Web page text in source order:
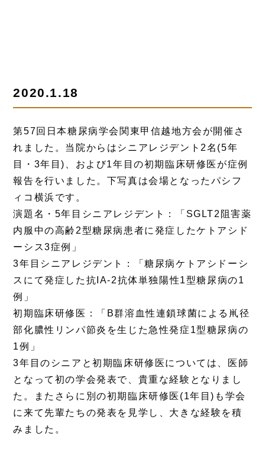
2020.1.18
第57回日本糖尿病学会関東甲信越地方会が開催さ
れました。当院からはシニアレジデント2名(5年
目・3年目)、および1年目の初期臨床研修医が症例
報告を行いました。下写真は会場となったパシフ
ィコ横浜です。
演題名・5年目シニアレジデント：「SGLT2阻害薬
内服中の高齢2型糖尿病患者に発症したケトアシド
ーシス3症例」
3年目シニアレジデント：「糖尿病ケトアシドーシ
スにて発症した抗IA-2抗体単独陽性1型糖尿病の1
例」
初期臨床研修医：「B群溶血性連鎖球菌による鼡径
部化膿性リンパ節炎を生じた急性発症1型糖尿病の
1例」
3年目のシニアと初期臨床研修医については、医師
となって初の学会発表で、貴重な経験となりまし
た。またさらに別の初期臨床研修医(1年目)も学会
に来て先輩たちの発表を見学し、大きな経験を積
みました。